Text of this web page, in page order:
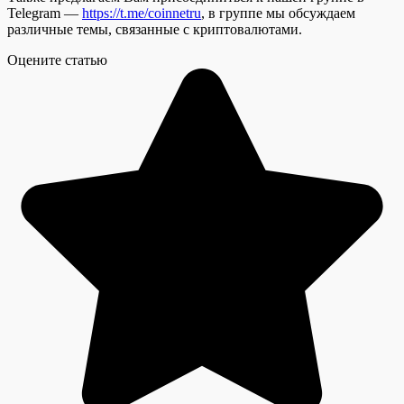
Telegram — https://t.me/coinnetru, в группе мы обсуждаем
различные темы, связанные с криптовалютами.
Оцените статью